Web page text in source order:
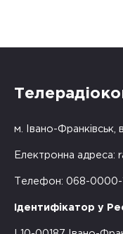
м. Івано-Франківськ,
Електронна адреса:
Телефон: 068-0000-
Ідентифікатор у